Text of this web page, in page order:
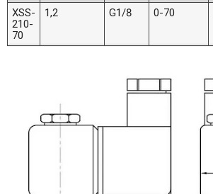
XSS-
210-
70
1,2 G1/8 0-70